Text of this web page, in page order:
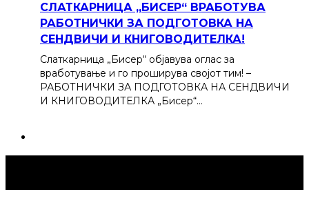
СЛАТКАРНИЦА „БИСЕР“ ВРАБОТУВА
РАБОТНИЧКИ ЗА ПОДГОТОВКА НА
СЕНДВИЧИ И КНИГОВОДИТЕЛКА!
Слаткарница „Бисер“ објавува оглас за
вработување и го проширува својот тим! –
РАБОТНИЧКИ ЗА ПОДГОТОВКА НА СЕНДВИЧИ
И КНИГОВОДИТЕЛКА „Бисер“…